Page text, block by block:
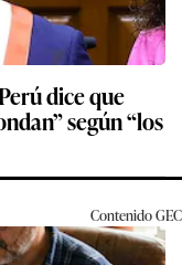
dice que
según “los
ContenidoGEC